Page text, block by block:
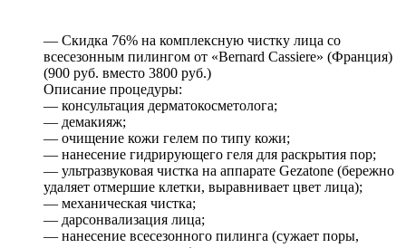
— Скидка 76% на комплексную чистку лица со
всесезонным пилингом от «Bernard Cassiere» (Франция)
(900 руб. вместо 3800 руб.)
Описание процедуры:
— консультация дерматокосметолога;
— демакияж;
— очищение кожи гелем по типу кожи;
— нанесение гидрирующего геля для раскрытия пор;
— ультразвуковая чистка на аппарате Gezatone (бережно
удаляет отмершие клетки, выравнивает цвет лица);
— механическая чистка;
— дарсонвализация лица;
— нанесение всесезонного пилинга (сужает поры,